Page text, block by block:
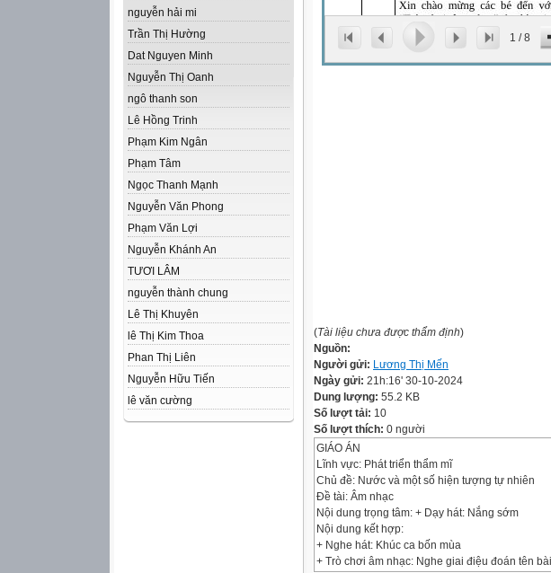
nguyễn hải mi
Trần Thị Hường
Dat Nguyen Minh
Nguyễn Thị Oanh
ngô thanh son
Lê Hồng Trinh
Phạm Kim Ngân
Phạm Tâm
Ngọc Thanh Mạnh
Nguyễn Văn Phong
Phạm Văn Lợi
Nguyễn Khánh An
TƯƠI LÂM
nguyễn thành chung
Lê Thị Khuyên
lê Thị Kim Thoa
Phan Thị Liên
Nguyễn Hữu Tiến
lê văn cường
1 /8
(Tài liệu chưa được thẩm định)
Nguồn:
Người gửi: Lương Thị Mến
Ngày gửi: 21h:16' 30-10-2024
Dung lượng: 55.2 KB
Số lượt tải: 10
Số lượt thích: 0 người
GIÁO ÁN
Lĩnh vực: Phát triển thẩm mĩ
Chủ đề: Nước và một số hiện tượng tự nhiên
Đề tài: Âm nhạc
Nội dung trọng tâm: + Dạy hát: Nắng sớm
Nội dung kết hợp:
+ Nghe hát: Khúc ca bốn mùa
+ Trò chơi âm nhạc: Nghe giai điệu đoán tên